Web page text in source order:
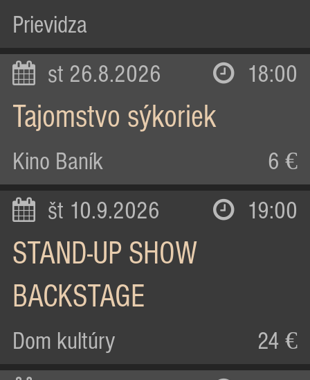
Prievidza
st 26.8.2026 18:00
Tajomstvo sýkoriek
Kino Baník 6 €
št 10.9.2026 19:00
STAND-UP SHOW
BACKSTAGE
Dom kultúry 24 €